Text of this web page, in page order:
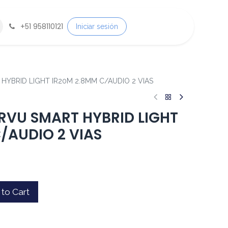
+51 958110121 Iniciar sesión
LIGHT IR20M 2.8MM C/AUDIO 2 VIAS
SMART HYBRID LIGHT
2 VIAS
Cart